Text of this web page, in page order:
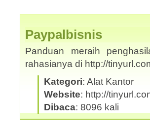
Paypalbisnis
Panduan meraih
rahasianya di http://
Kategori: Alat Kantor
Website: http://
Dibaca: 8096 kali